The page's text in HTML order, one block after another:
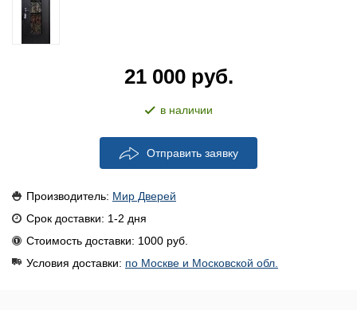
21 000 руб.
в наличии
Отправить заявку
Производитель: Мир Дверей
Срок доставки: 1-2 дня
Стоимость доставки: 1000 руб.
Условия доставки: по Москве и Московской обл.